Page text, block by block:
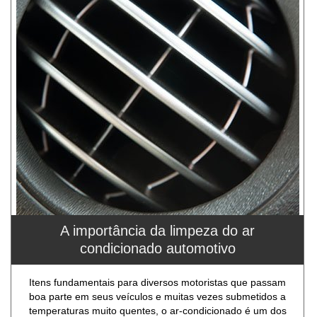
A importância da limpeza do ar
condicionado automotivo
Itens fundamentais para diversos motoristas que passam
boa parte em seus veículos e muitas vezes submetidos a
temperaturas muito quentes, o ar-condicionado é um dos